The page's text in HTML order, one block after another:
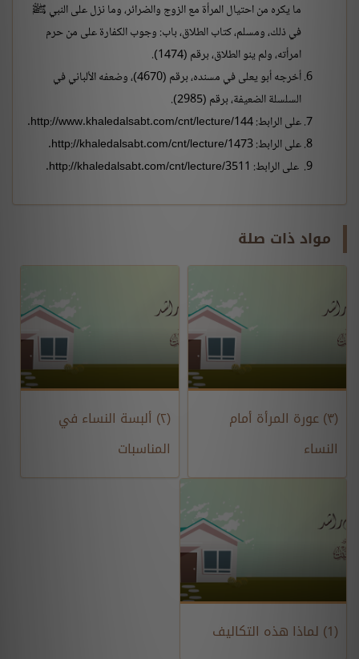
ما يكره من احتيال المرأة مع الزوج والضرائر، وما نزل على النبي ﷺ
في ذلك، ومسلم، كتاب الطلاق، باب: وجوب الكفارة على من حرم
امرأته، ولم ينو الطلاق، برقم (1474).
أخرجه أبو يعلى في مسنده، برقم (4670)، وضعفه الألباني في
السلسلة الضعيفة، برقم (2985).
على الرابط: http://www.khaledalsabt.com/cnt/lecture/144.
على الرابط: http://khaledalsabt.com/cnt/lecture/1473.
على الرابط: http://khaledalsabt.com/cnt/lecture/3511.
مواد ذات صلة
(٣) عورة المرأة أمام
النساء
(٢) ألبسة النساء في
المناسبات
(1) لماذا هذه التكاليف